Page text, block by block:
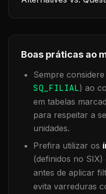
Boas práticas ao
Sempre
SQ_FILIAL) ao
em tabelas
para respeitar a
unidades.
Prefira utilizar os
(definidos no SIX)
antes de aplicar
evita varreduras